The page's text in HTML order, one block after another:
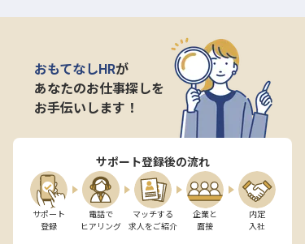
おもてなしHRが
あなたのお仕事探しを
お手伝いします！
サポート登録後の流れ
サポート
登録
電話で
ヒアリング
マッチする
求人をご紹介
企業と
面接
内定
入社